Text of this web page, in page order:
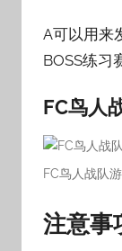
A可以用来
BOSS练习
FC鸟人
FC鸟人战队
注意事